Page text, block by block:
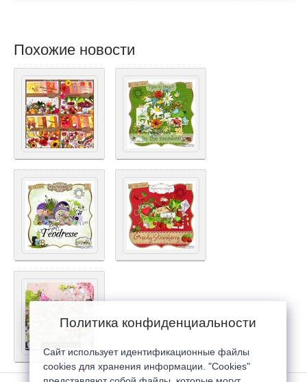
Похожие новости
Политика конфиденциальности
Сайт использует идентификационные файлы
cookies для хранения информации. "Cookies"